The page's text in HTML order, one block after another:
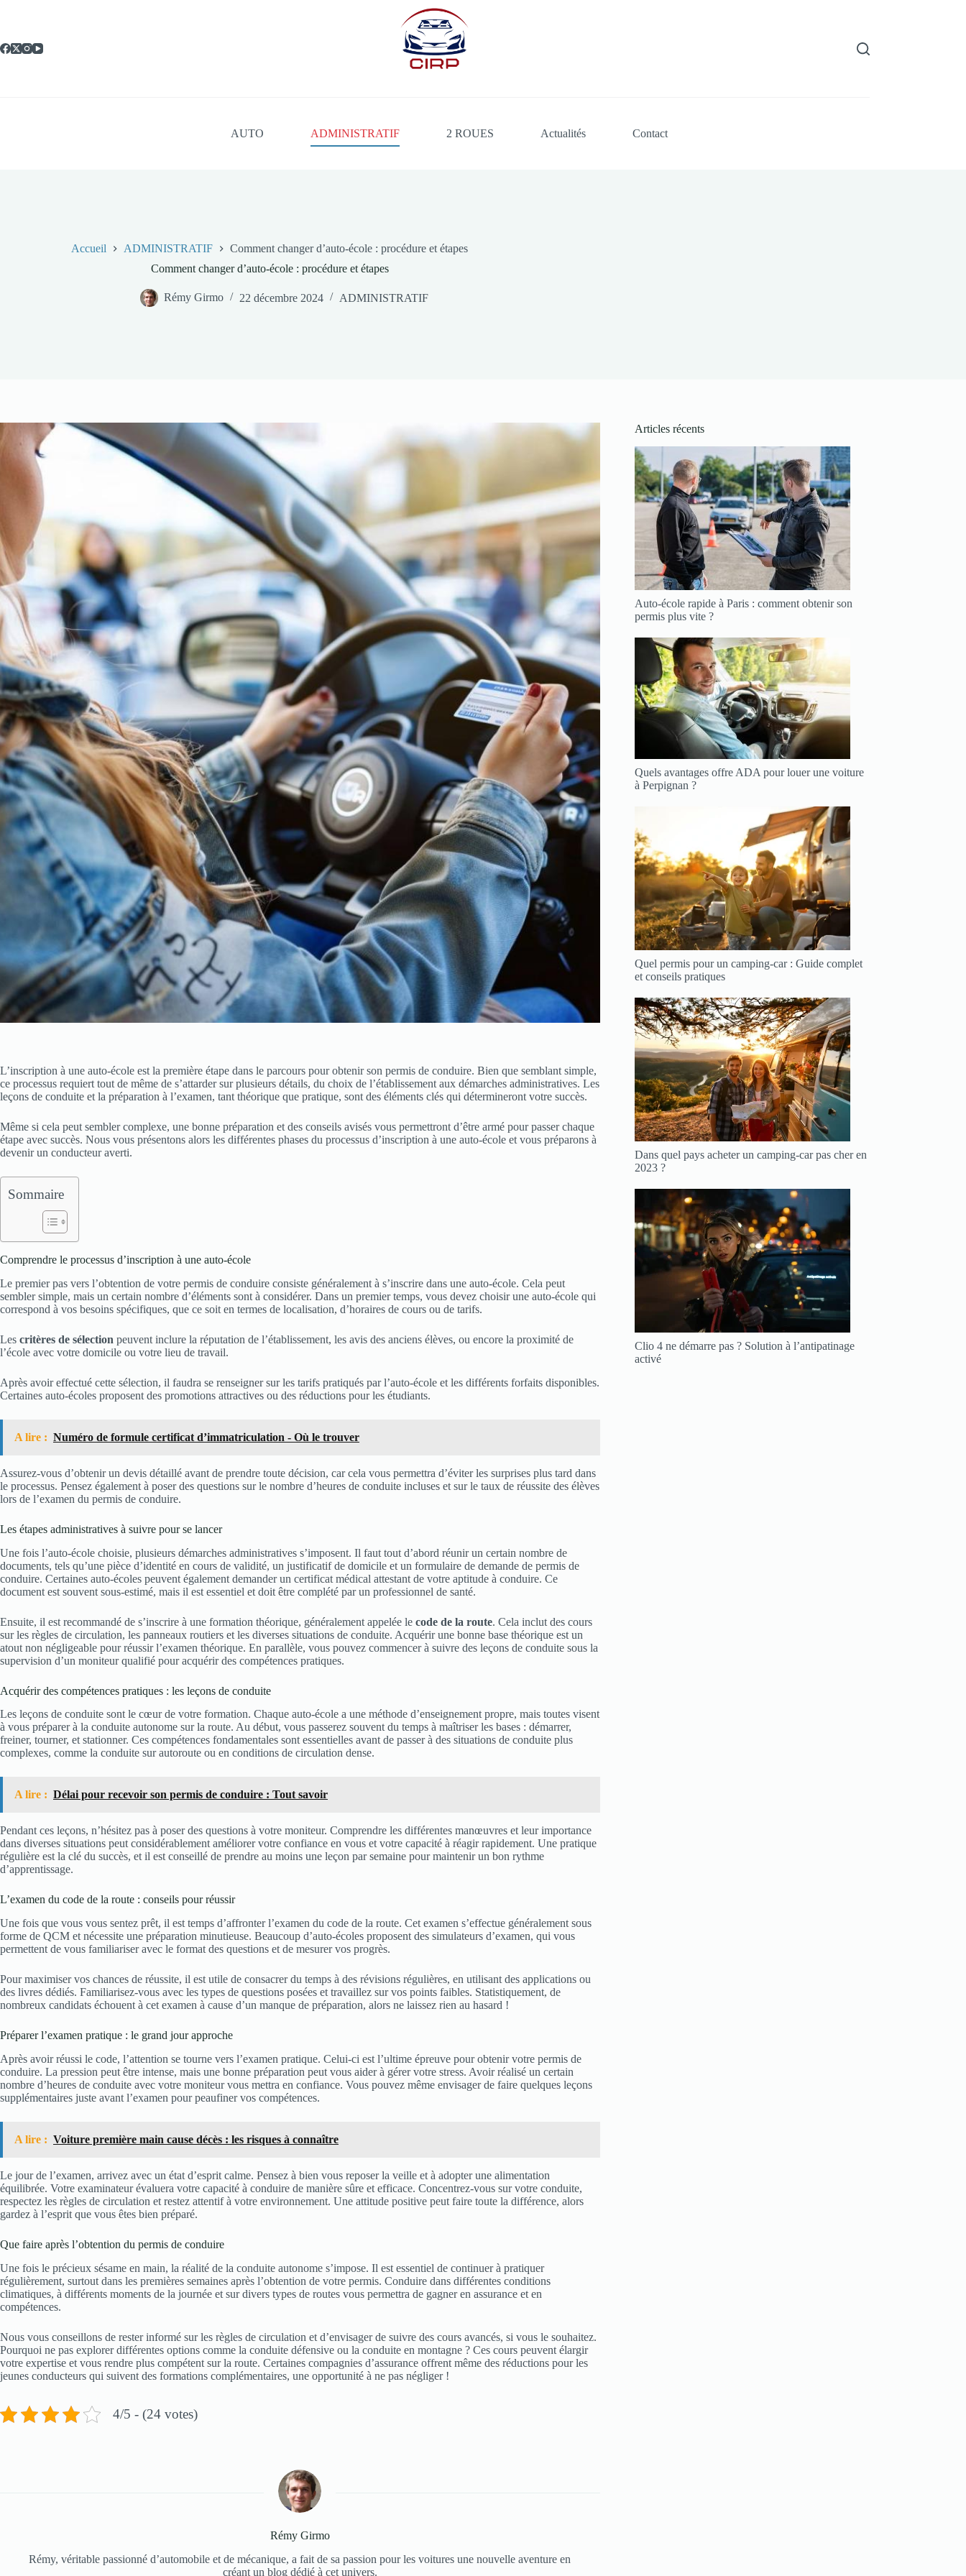
AUTO ADMINISTRATIF 2 ROUES Actualités Contact
Accueil ADMINISTRATIF
Comment changer d’auto-école : procédure et étapes
Comment changer d’auto-école : procédure et étapes
Rémy Girmo 22 décembre 2024 ADMINISTRATIF
L’inscription à une auto-école est la première étape dans le parcours pour obtenir son permis de conduire. Bien que semblant simple,
ce processus requiert tout de même de s’attarder sur plusieurs détails, du choix de l’établissement aux démarches administratives. Les
leçons de conduite et la préparation à l’examen, tant théorique que pratique, sont des éléments clés qui détermineront votre succès.
Même si cela peut sembler complexe, une bonne préparation et des conseils avisés vous permettront d’être armé pour passer chaque
étape avec succès. Nous vous présentons alors les différentes phases du processus d’inscription à une auto-école et vous préparons à
devenir un conducteur averti.
Sommaire
Comprendre le processus d’inscription à une auto-école
Le premier pas vers l’obtention de votre permis de conduire consiste généralement à s’inscrire dans une auto-école. Cela peut
sembler simple, mais un certain nombre d’éléments sont à considérer. Dans un premier temps, vous devez choisir une auto-école qui
correspond à vos besoins spécifiques, que ce soit en termes de localisation, d’horaires de cours ou de tarifs.
Les critères de sélection peuvent inclure la réputation de l’établissement, les avis des anciens élèves, ou encore la proximité de
l’école avec votre domicile ou votre lieu de travail.
Après avoir effectué cette sélection, il faudra se renseigner sur les tarifs pratiqués par l’auto-école et les différents forfaits disponibles.
Certaines auto-écoles proposent des promotions attractives ou des réductions pour les étudiants.
A lire : Numéro de formule certificat d’immatriculation - Où le trouver
Assurez-vous d’obtenir un devis détaillé avant de prendre toute décision, car cela vous permettra d’éviter les surprises plus tard dans
le processus. Pensez également à poser des questions sur le nombre d’heures de conduite incluses et sur le taux de réussite des élèves
lors de l’examen du permis de conduire.
Les étapes administratives à suivre pour se lancer
Une fois l’auto-école choisie, plusieurs démarches administratives s’imposent. Il faut tout d’abord réunir un certain nombre de
documents, tels qu’une pièce d’identité en cours de validité, un justificatif de domicile et un formulaire de demande de permis de
conduire. Certaines auto-écoles peuvent également demander un certificat médical attestant de votre aptitude à conduire. Ce
document est souvent sous-estimé, mais il est essentiel et doit être complété par un professionnel de santé.
Ensuite, il est recommandé de s’inscrire à une formation théorique, généralement appelée le code de la route. Cela inclut des cours
sur les règles de circulation, les panneaux routiers et les diverses situations de conduite. Acquérir une bonne base théorique est un
atout non négligeable pour réussir l’examen théorique. En parallèle, vous pouvez commencer à suivre des leçons de conduite sous la
supervision d’un moniteur qualifié pour acquérir des compétences pratiques.
Acquérir des compétences pratiques : les leçons de conduite
Les leçons de conduite sont le cœur de votre formation. Chaque auto-école a une méthode d’enseignement propre, mais toutes visent
à vous préparer à la conduite autonome sur la route. Au début, vous passerez souvent du temps à maîtriser les bases : démarrer,
freiner, tourner, et stationner. Ces compétences fondamentales sont essentielles avant de passer à des situations de conduite plus
complexes, comme la conduite sur autoroute ou en conditions de circulation dense.
A lire : Délai pour recevoir son permis de conduire : Tout savoir
Pendant ces leçons, n’hésitez pas à poser des questions à votre moniteur. Comprendre les différentes manœuvres et leur importance
dans diverses situations peut considérablement améliorer votre confiance en vous et votre capacité à réagir rapidement. Une pratique
régulière est la clé du succès, et il est conseillé de prendre au moins une leçon par semaine pour maintenir un bon rythme
d’apprentissage.
L’examen du code de la route : conseils pour réussir
Une fois que vous vous sentez prêt, il est temps d’affronter l’examen du code de la route. Cet examen s’effectue généralement sous
forme de QCM et nécessite une préparation minutieuse. Beaucoup d’auto-écoles proposent des simulateurs d’examen, qui vous
permettent de vous familiariser avec le format des questions et de mesurer vos progrès.
Pour maximiser vos chances de réussite, il est utile de consacrer du temps à des révisions régulières, en utilisant des applications ou
des livres dédiés. Familiarisez-vous avec les types de questions posées et travaillez sur vos points faibles. Statistiquement, de
nombreux candidats échouent à cet examen à cause d’un manque de préparation, alors ne laissez rien au hasard !
Préparer l’examen pratique : le grand jour approche
Après avoir réussi le code, l’attention se tourne vers l’examen pratique. Celui-ci est l’ultime épreuve pour obtenir votre permis de
conduire. La pression peut être intense, mais une bonne préparation peut vous aider à gérer votre stress. Avoir réalisé un certain
nombre d’heures de conduite avec votre moniteur vous mettra en confiance. Vous pouvez même envisager de faire quelques leçons
supplémentaires juste avant l’examen pour peaufiner vos compétences.
A lire : Voiture première main cause décès : les risques à connaître
Le jour de l’examen, arrivez avec un état d’esprit calme. Pensez à bien vous reposer la veille et à adopter une alimentation
équilibrée. Votre examinateur évaluera votre capacité à conduire de manière sûre et efficace. Concentrez-vous sur votre conduite,
respectez les règles de circulation et restez attentif à votre environnement. Une attitude positive peut faire toute la différence, alors
gardez à l’esprit que vous êtes bien préparé.
Que faire après l’obtention du permis de conduire
Une fois le précieux sésame en main, la réalité de la conduite autonome s’impose. Il est essentiel de continuer à pratiquer
régulièrement, surtout dans les premières semaines après l’obtention de votre permis. Conduire dans différentes conditions
climatiques, à différents moments de la journée et sur divers types de routes vous permettra de gagner en assurance et en
compétences.
Nous vous conseillons de rester informé sur les règles de circulation et d’envisager de suivre des cours avancés, si vous le souhaitez.
Pourquoi ne pas explorer différentes options comme la conduite défensive ou la conduite en montagne ? Ces cours peuvent élargir
votre expertise et vous rendre plus compétent sur la route. Certaines compagnies d’assurance offrent même des réductions pour les
jeunes conducteurs qui suivent des formations complémentaires, une opportunité à ne pas négliger !
4/5 - (24 votes)
Rémy Girmo
Rémy, véritable passionné d’automobile et de mécanique, a fait de sa passion pour les voitures une nouvelle aventure en
créant un blog dédié à cet univers.
Articles récents
Auto-école rapide à Paris : comment obtenir son
permis plus vite ?
Quels avantages offre ADA pour louer une voiture
à Perpignan ?
Quel permis pour un camping-car : Guide complet
et conseils pratiques
Dans quel pays acheter un camping-car pas cher en
2023 ?
Clio 4 ne démarre pas ? Solution à l’antipatinage
activé